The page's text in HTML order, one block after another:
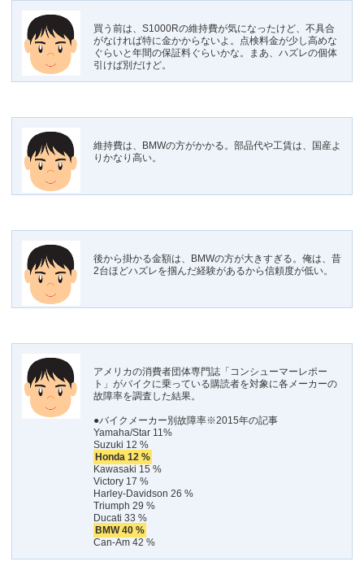
買う前は、S1000Rの維持費が気になったけど、不具合
がなければ特に金かからないよ。点検料金が少し高めな
ぐらいと年間の保証料ぐらいかな。まあ、ハズレの個体
引けば別だけど。
維持費は、BMWの方がかかる。部品代や工賃は、国産よ
りかなり高い。
後から掛かる金額は、BMWの方が大きすぎる。俺は、昔
2台ほどハズレを掴んだ経験があるから信頼度が低い。
アメリカの消費者団体専門誌「コンシューマーレポー
ト」がバイクに乗っている購読者を対象に各メーカーの
故障率を調査した結果。
●バイクメーカー別故障率※2015年の記事
Yamaha/Star 11%
Suzuki 12 %
Honda 12 %
Kawasaki 15 %
Victory 17 %
Harley-Davidson 26 %
Triumph 29 %
Ducati 33 %
BMW 40 %
Can-Am 42 %